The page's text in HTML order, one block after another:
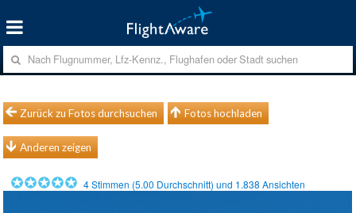
Zurück zu Fotos durchsuchen Fotos hochladen
Anderen zeigen
4Stimmen (5.00 Durchschnitt) und 1.838 Ansichten